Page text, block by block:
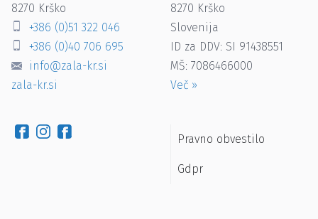
8270 Krško
+386 (0)51 322 046
+386 (0)40 706 695
info@zala-kr.si
zala-kr.si
8270 Krško
Slovenija
ID za DDV: SI 91438551
MŠ: 7086466000
Več »
Pravno obvestilo
Gdpr